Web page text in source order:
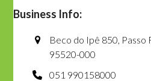
Business Info:
Beco do Ipê 850, Passo
95520-000
051 990158000